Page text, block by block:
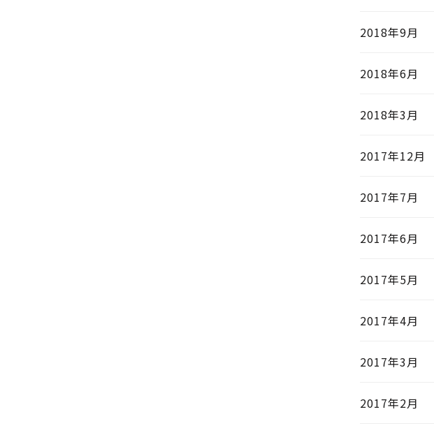
2018年9月
2018年6月
2018年3月
2017年12月
2017年7月
2017年6月
2017年5月
2017年4月
2017年3月
2017年2月